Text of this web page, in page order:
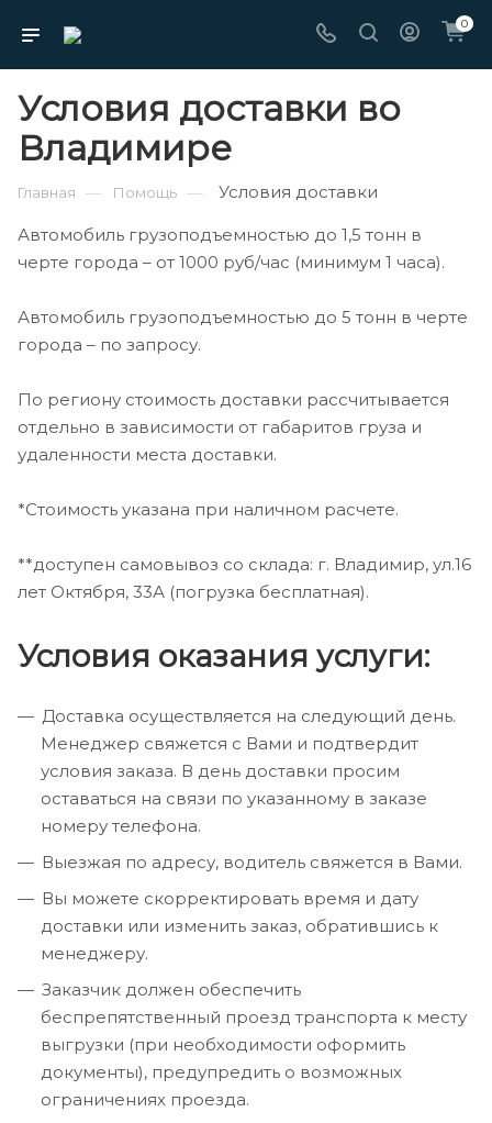
0
Условия доставки во
Владимире
Главная — Помощь — Условия доставки
Автомобиль грузоподъемностью до 1,5 тонн в
черте города – от 1000 руб/час (минимум 1 часа).
Автомобиль грузоподъемностью до 5 тонн в черте
города – по запросу.
По региону стоимость доставки рассчитывается
отдельно в зависимости от габаритов груза и
удаленности места доставки.
*Стоимость указана при наличном расчете.
**доступен самовывоз со склада: г. Владимир, ул.16
лет Октября, 33А (погрузка бесплатная).
Условия оказания услуги:
Доставка осуществляется на следующий день.
Менеджер свяжется с Вами и подтвердит
условия заказа. В день доставки просим
оставаться на связи по указанному в заказе
номеру телефона.
Выезжая по адресу, водитель свяжется в Вами.
Вы можете скорректировать время и дату
доставки или изменить заказ, обратившись к
менеджеру.
Заказчик должен обеспечить
беспрепятственный проезд транспорта к месту
выгрузки (при необходимости оформить
документы), предупредить о возможных
ограничениях проезда.